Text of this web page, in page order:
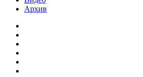
Архив